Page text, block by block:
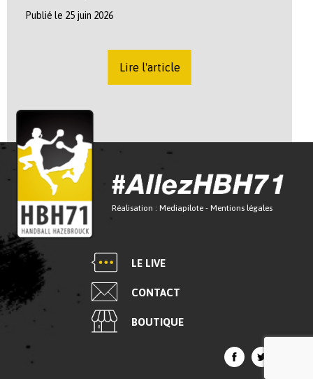
Publié le 25 juin 2026
Lire l'article
Réalisation : Mediapilote - Mentions légales
LE LIVE
CONTACT
BOUTIQUE